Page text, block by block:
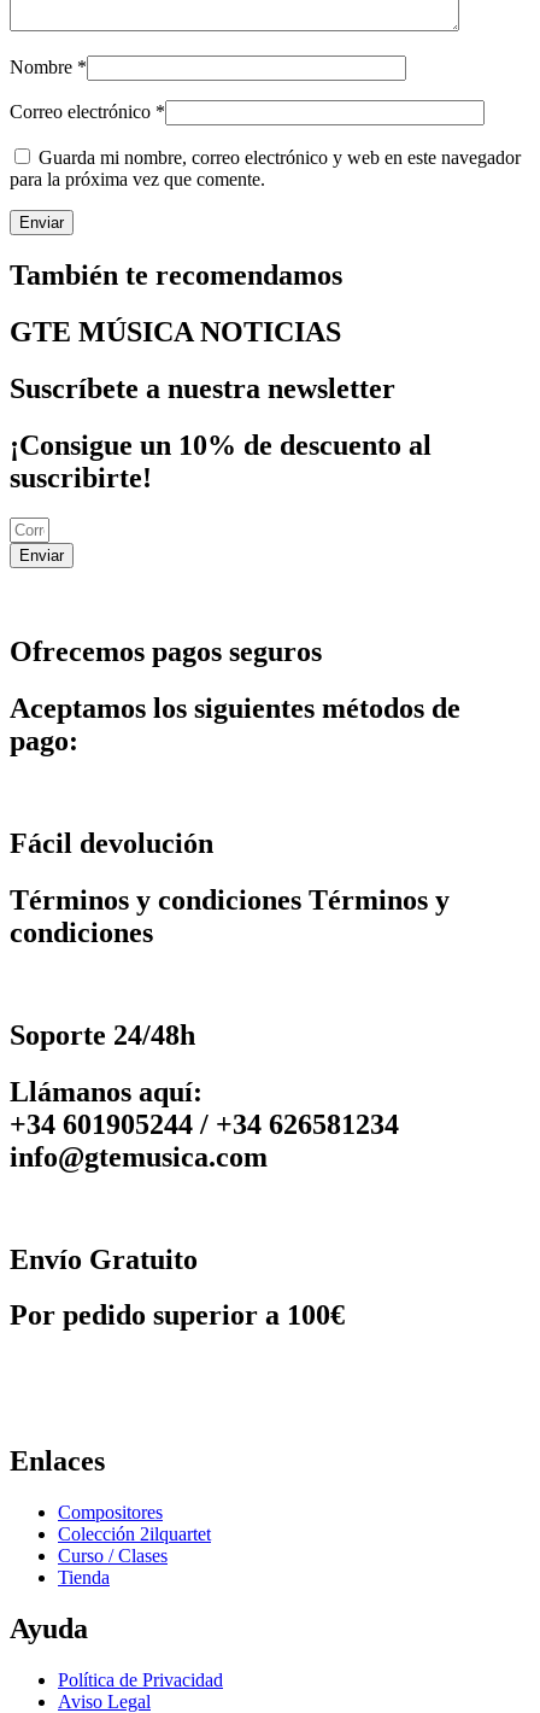
Nombre *
Correo electrónico *
Guarda mi nombre, correo electrónico y web en este navegador
para la próxima vez que comente.
También te recomendamos
GTE MÚSICA NOTICIAS
Suscríbete a nuestra newsletter
¡Consigue un 10% de descuento al
suscribirte!
Enviar
Ofrecemos pagos seguros
Aceptamos los siguientes métodos de
pago:
Fácil devolución
Términos y condiciones Términos y
condiciones
Soporte 24/48h
Llámanos aquí:
+34 601905244 / +34 626581234
info@gtemusica.com
Envío Gratuito
Por pedido superior a 100€
Enlaces
Compositores
Colección 2ilquartet
Curso / Clases
Tienda
Ayuda
Política de Privacidad
Aviso Legal